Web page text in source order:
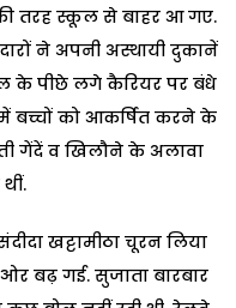
तरह स्कूल से बाहर आ गए.
ने अपनी अस्थायी दुकानें
के पीछे लगे कैरियर पर बंधे
बच्चों को आकर्षित करने के
गेंदें व खिलौने के अलावा
खट्टामीठा चूरन लिया
बढ़ गई. सुजाता बारबार